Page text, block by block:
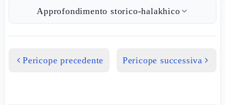
Approfondimento storico-halakhico
Pericope precedente Pericope successiva